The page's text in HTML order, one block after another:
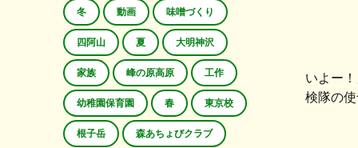
いよー
検隊の
冬 動画 味噌づくり
四阿山 夏 大明神沢
家族 峰の原高原 工作
幼稚園保育園 春 東京校
根子岳 森あちょびクラブ